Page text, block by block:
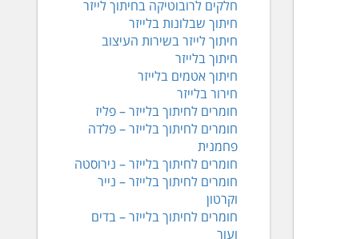
חלקים לרובוטיקה בחיתוך לייזר
חיתוך שבלונות בלייזר
חיתוך לייזר בשירות העיצוב
חיתוך בלייזר
חיתוך אטמים בלייזר
חירור בלייזר
חומרים לחיתוך בלייזר – פליז
חומרים לחיתוך בלייזר – פלדה
פחמנית
חומרים לחיתוך בלייזר – נירוסטה
חומרים לחיתוך בלייזר – נייר
וקרטון
חומרים לחיתוך בלייזר – בדים
ועור